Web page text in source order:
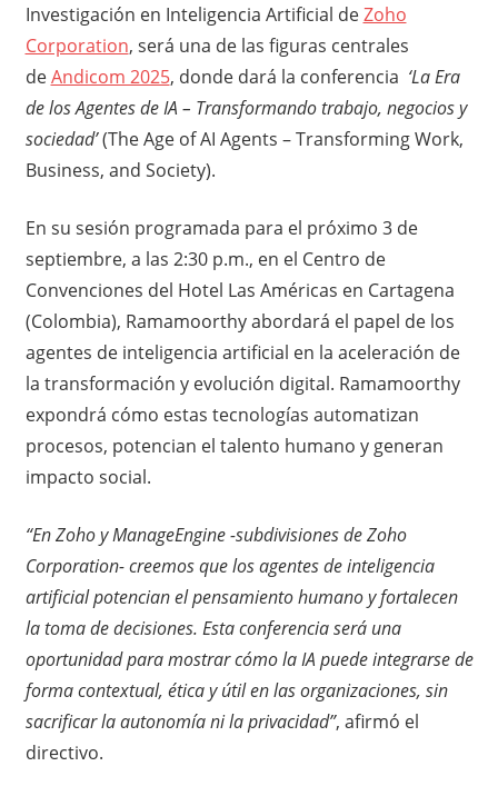
Investigación en Inteligencia Artificial deZoho
Corporation, será una de las figuras centrales
deAndicom 2025, donde dará la conferencia ‘La Era
de los Agentes de IA – Transformando trabajo, negocios y
sociedad’(The Age of AI Agents – Transforming Work,
Business, and Society).
En su sesión programada para el próximo 3 de
septiembre, a las 2:30 p.m., en el Centro de
Convenciones del Hotel Las Américas en Cartagena
(Colombia), Ramamoorthy abordará el papel de los
agentes de inteligencia artificial en la aceleración de
la transformación y evolución digital. Ramamoorthy
expondrá cómo estas tecnologías automatizan
procesos, potencian el talento humano y generan
impacto social.
“En Zoho y ManageEngine -subdivisiones de Zoho
Corporation- creemos que los agentes de inteligencia
artificial potencian el pensamiento humano y fortalecen
la toma de decisiones. Esta conferencia será una
oportunidad para mostrar cómo la IA puede integrarse de
forma contextual, ética y útil en las organizaciones, sin
sacrificar la autonomía ni la privacidad”, afirmó el
directivo.